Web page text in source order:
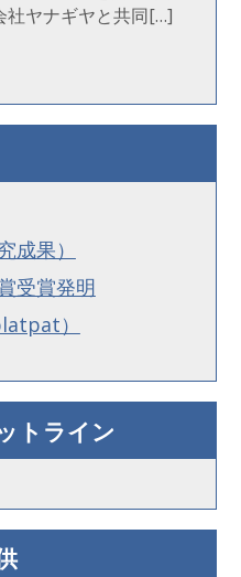
社ヤナギヤと共同[…]
成果）
受賞発明
）
トライン